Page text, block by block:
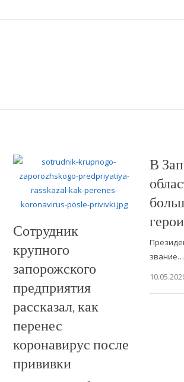
Сотрудник
крупного
запорожского
предприятия
рассказал, как
перенес
коронавирус после
прививки
В
звание…